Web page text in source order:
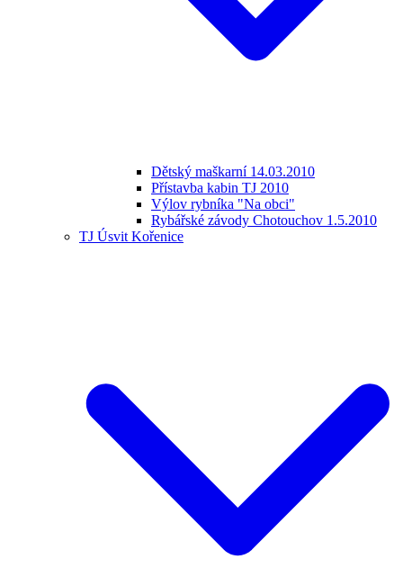
Dětský maškarní 14.03.2010
Přístavba kabin TJ 2010
Výlov rybníka "Na obci"
Rybářské závody Chotouchov 1.5.2010
TJ Úsvit Kořenice